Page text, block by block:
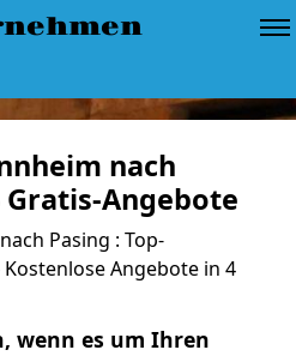
nach
Gratis-Angebote
Pasing : Top-
Angebote in 4
wenn es um Ihren